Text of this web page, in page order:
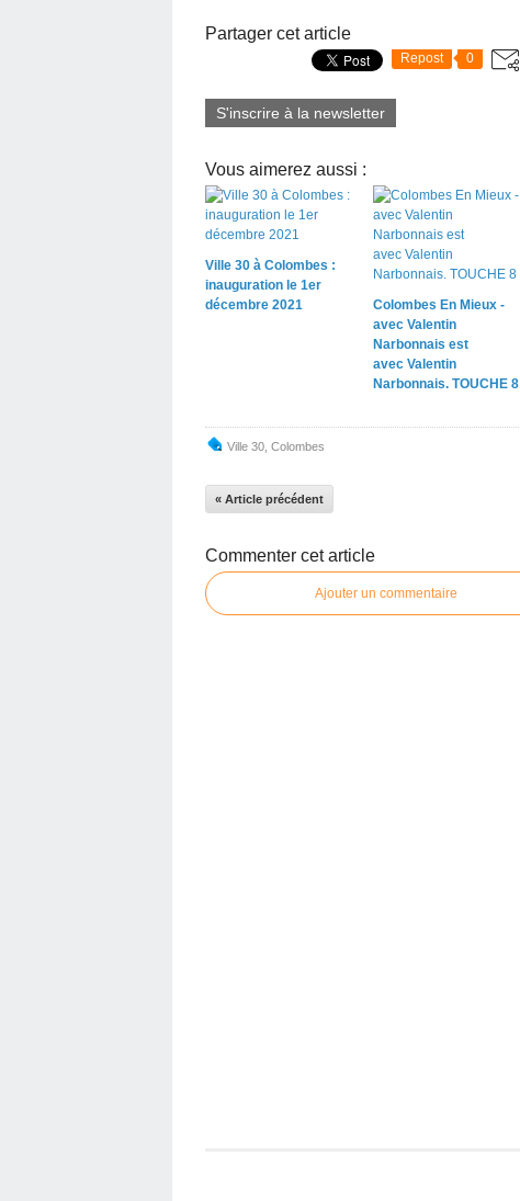
Partager cet article
Repost 0
S'inscrire à la newsletter
Vous aimerez aussi :
Ville 30 à Colombes :
inauguration le 1er
décembre 2021
Colombes En Mieux -
avec Valentin
Narbonnais est
avec Valentin
Narbonnais. TOUCHE 8
Ville 30 Colombes
« Article précédent
Commenter cet article
Ajouter un commentaire